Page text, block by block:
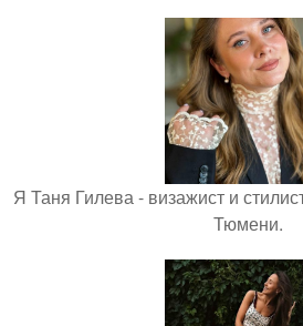
Я Таня Гилева - визажист и
Тюмени.